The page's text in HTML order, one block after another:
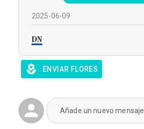
2025-06-09
ENVIAR FLORES
Añade un nuevo mensaje